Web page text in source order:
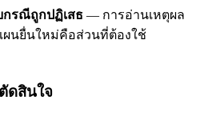
กรณีถูกปฏิเสธ — การอ่านเหตุผล
ผนยื่นใหม่คือส่วนที่ต้องใช้
ดสินใจ